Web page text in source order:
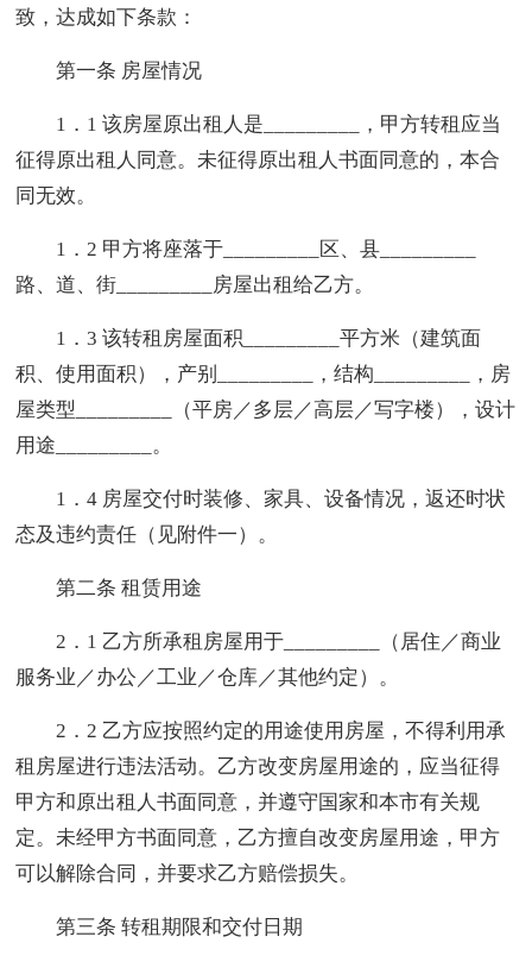
致，达成如下条款：
第一条 房屋情况
1．1 该房屋原出租人是_________，甲方转租应当
征得原出租人同意。未征得原出租人书面同意的，本合
同无效。
1．2 甲方将座落于_________区、县_________
路、道、街_________房屋出租给乙方。
1．3 该转租房屋面积_________平方米（建筑面
积、使用面积），产别_________，结构_________，房
屋类型_________（平房／多层／高层／写字楼），设计
用途_________。
1．4 房屋交付时装修、家具、设备情况，返还时状
态及违约责任（见附件一）。
第二条 租赁用途
2．1 乙方所承租房屋用于_________（居住／商业
服务业／办公／工业／仓库／其他约定）。
2．2 乙方应按照约定的用途使用房屋，不得利用承
租房屋进行违法活动。乙方改变房屋用途的，应当征得
甲方和原出租人书面同意，并遵守国家和本市有关规
定。未经甲方书面同意，乙方擅自改变房屋用途，甲方
可以解除合同，并要求乙方赔偿损失。
第三条 转租期限和交付日期